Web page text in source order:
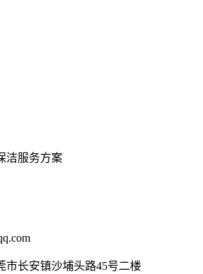
洁服务方案
市长安镇沙埔头路45号二楼